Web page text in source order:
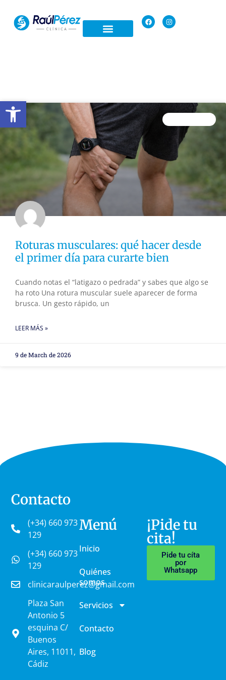
Open toolbar
Roturas musculares: qué hacer desde
el primer día para curarte bien
Cuando notas el “latigazo o pedrada” y sabes que algo se
ha roto Una rotura muscular suele aparecer de forma
brusca. Un gesto rápido, un
LEER MÁS »
9 de March de 2026
Contacto
(+34) 660 973
129
(+34) 660 973
129
clinicaraulperez@gmail.com
Plaza San
Antonio 5
esquina C/
Buenos
Aires, 11011,
Cádiz
Menú
Inicio
Quiénes
somos
Servicios
Contacto
Blog
¡Pide tu
cita!
Pide tu cíta
por
Whatsapp